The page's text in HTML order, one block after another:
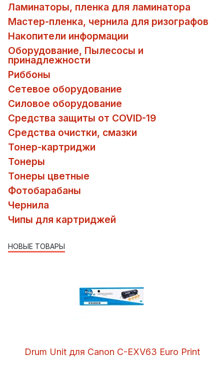
Ламинаторы, пленка для ламинатора
Мастер-пленка, чернила для ризографов
Накопители информации
Оборудование, Пылесосы и
принадлежности
Риббоны
Сетевое оборудование
Силовое оборудование
Средства защиты от COVID-19
Средства очистки, смазки
Тонер-картриджи
Тонеры
Тонеры цветные
Фотобарабаны
Чернила
Чипы для картриджей
НОВЫЕ ТОВАРЫ
Drum Unit для Canon C-EXV63 Euro Print